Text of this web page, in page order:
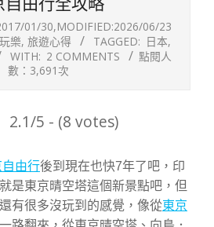
01/30,MODIFIED:2026/06/23
樂, 旅遊心得 TAGGED: 日本,
WITH: 2 COMMENTS
點閱人
數：3,691次
2.1/5 - (8 votes)
由行後到現在也快7年了吧，印
是東京晴空塔這個新景點吧，但
有很多沒玩到的感覺，像從東京